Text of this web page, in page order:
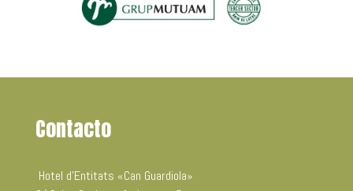
Contacto
Hotel d’Entitats «Can Guardiola»